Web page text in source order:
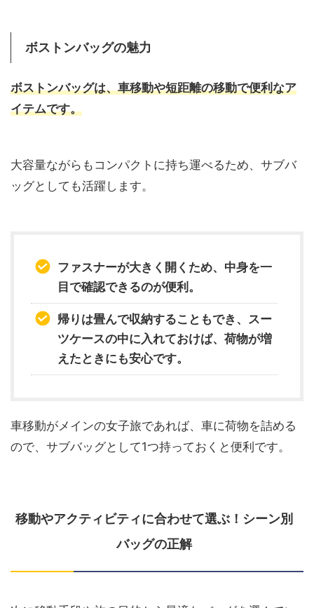
ボストンバッグの魅力
ボストンバッグは、車移動や短距離の移動で便利なア
イテムです。
大容量ながらもコンパクトに持ち運べるため、サブバ
ッグとしても活躍します。
ファスナーが大きく開くため、中身を一
目で確認できるのが便利。
帰りは畳んで収納することもでき、スー
ツケースの中に入れておけば、荷物が増
えたときにも安心です。
車移動がメインの女子旅であれば、車に荷物を詰める
ので、サブバッグとして1つ持っておくと便利です。
移動やアクティビティに合わせて選ぶ！シーン別
バッグの正解